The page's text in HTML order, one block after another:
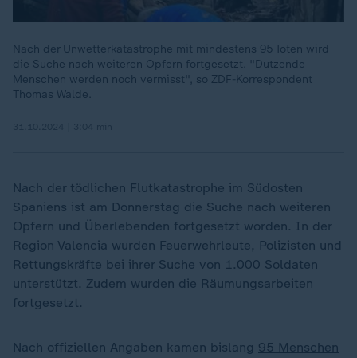
Nach der Unwetterkatastrophe mit mindestens 95 Toten wird
die Suche nach weiteren Opfern fortgesetzt. "Dutzende
Menschen werden noch vermisst", so ZDF-Korrespondent
Thomas Walde.
Nach der tödlichen Flutkatastrophe im Südosten
Spaniens ist am Donnerstag die Suche nach weiteren
Opfern und Überlebenden fortgesetzt worden. In der
Region Valencia wurden Feuerwehrleute, Polizisten und
Rettungskräfte bei ihrer Suche von 1.000 Soldaten
unterstützt. Zudem wurden die Räumungsarbeiten
fortgesetzt.
Nach offiziellen Angaben kamen bislang 95 Menschen